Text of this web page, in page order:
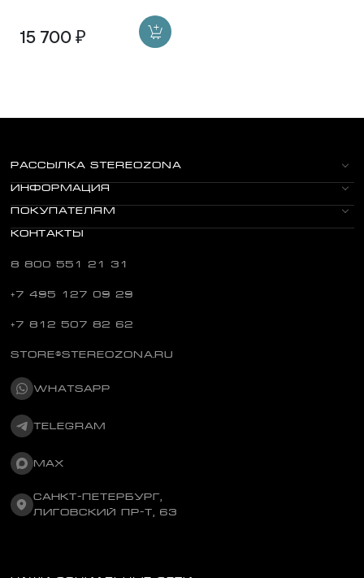
15 700 ₽
РАССЫЛКА STEREOZONA
ИНФОРМАЦИЯ
ПОКУПАТЕЛЯМ
КОНТАКТЫ
8 800 551 21 31
+7 495 127 09 29
+7 812 507 82 62
STORE@STEREOZONA.RU
WHATSAPP
TELEGRAM
MAX
САНКТ-ПЕТЕРБУРГ,
ЛИГОВСКИЙ ПР-Т, 63